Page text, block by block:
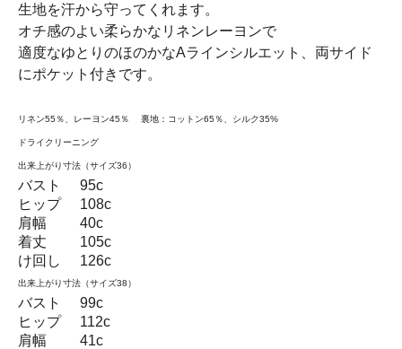
生地を汗から守ってくれます。
オチ感のよい柔らかなリネンレーヨンで
適度なゆとりのほのかなAラインシルエット、両サイド
にポケット付きです。
リネン55％、レーヨン45％ 裏地：コットン65％、シルク35%
ドライクリーニング
出来上がり寸法（サイズ36）
バスト
95c
ヒップ
108c
肩幅
40c
着丈
105c
け回し
126c
出来上がり寸法（サイズ38）
バスト
99c
ヒップ
112c
肩幅
41c